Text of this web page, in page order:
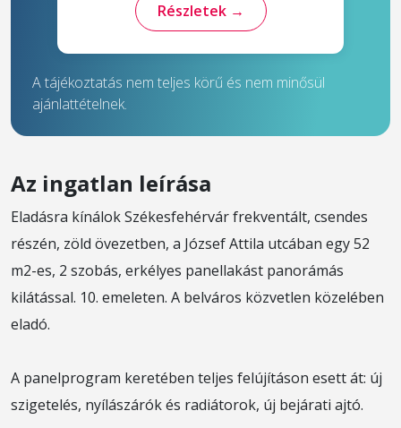
Részletek →
A tájékoztatás nem teljes körű és nem minősül
ajánlattételnek.
Az ingatlan leírása
Eladásra kínálok Székesfehérvár frekventált, csendes
részén, zöld övezetben, a József Attila utcában egy 52
m2-es, 2 szobás, erkélyes panellakást panorámás
kilátással. 10. emeleten. A belváros közvetlen közelében
eladó.
A panelprogram keretében teljes felújításon esett át: új
szigetelés, nyílászárók és radiátorok, új bejárati ajtó.